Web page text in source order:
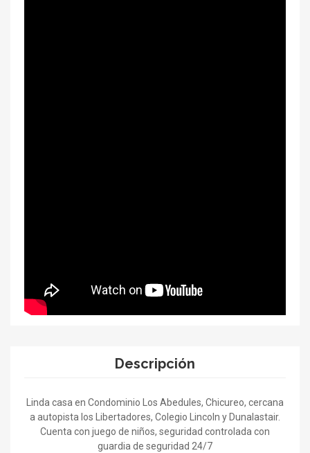
Descripción
Linda casa en Condominio Los Abedules, Chicureo, cercana
a autopista los Libertadores, Colegio Lincoln y Dunalastair.
Cuenta con juego de niños, seguridad controlada con
guardia de seguridad 24/7